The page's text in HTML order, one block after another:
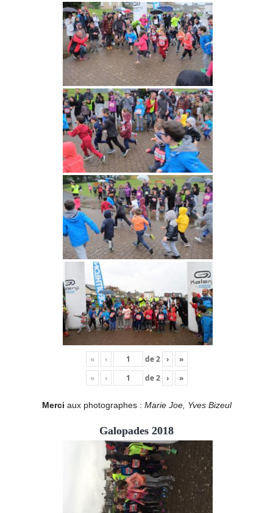
« ‹ de2 ›
»
«
‹ de2 › »
Merci aux photographes : Marie Joe, Yves Bizeul
Galopades 2018